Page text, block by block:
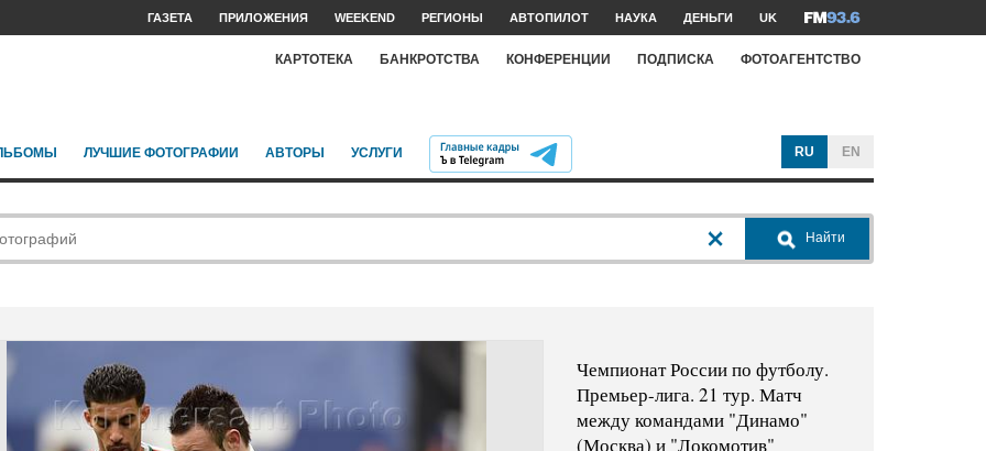
ГАЗЕТА ПРИЛОЖЕНИЯ WEEKEND РЕГИОНЫ АВТОПИЛОТ НАУКА ДЕНЬГИ UK
КАРТОТЕКА БАНКРОТСТВА КОНФЕРЕНЦИИ ПОДПИСКА ФОТОАГЕНТСТВО
ЛУЧШИЕ ФОТОГРАФИИ АВТОРЫ УСЛУГИ RU EN
Найти
Чемпионат России по футболу.
Премьер-лига. 21 тур. Матч
между командами "Динамо"
(Москва) и "Локомотив"